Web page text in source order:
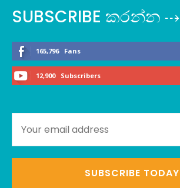
SUBSCRIBE කරන්න ⇢
165,796 Fans
12,900 Subscribers
SUBSCRIBE TODAY